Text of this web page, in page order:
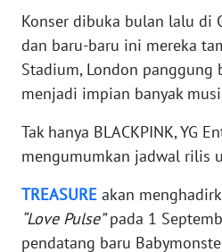
Konser dibuka bulan lalu di
dan baru-baru ini mereka
Stadium, London panggung
menjadi impian banyak
Tak hanya BLACKPINK, YG
mengumumkan jadwal rilis
TREASURE akan
“Love Pulse”pada 1
pendatang baru
WN
SUMUT
JAKARTA
JABAR
WN
BANTEN